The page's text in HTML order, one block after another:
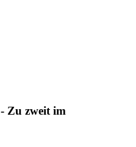
- Zu zweit im